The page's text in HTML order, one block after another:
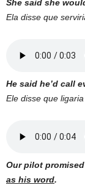
She said she
Ela disse que
He said he’d call
Ele disse que
Our pilot
as his word.